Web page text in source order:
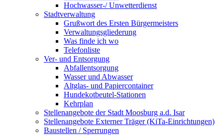
Hochwasser-/ Unwetterdienst
Stadtverwaltung
Grußwort des Ersten Bürgermeisters
Verwaltungsgliederung
Was finde ich wo
Telefonliste
Ver- und Entsorgung
Abfallentsorgung
Wasser und Abwasser
Altglas- und Papiercontainer
Hundekotbeutel-Stationen
Kehrplan
Stellenangebote der Stadt Moosburg a.d. Isar
Stellenangebote Externer Träger (KiTa-Einrichtungen)
Baustellen / Sperrungen